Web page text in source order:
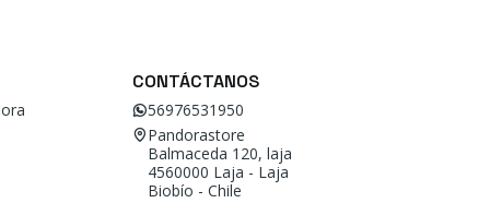
CONTÁCTANOS
56976531950
Pandorastore
Balmaceda 120, laja
4560000 Laja - Laja
Biobío - Chile